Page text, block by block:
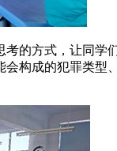
的方式，让同学
构成的犯罪类型